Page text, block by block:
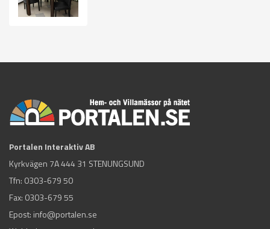
Portalen Interaktiv AB
Kyrkvägen 7A 444 31 STENUNGSUND
Tfn: 0303-679 50
Fax: 0303-679 55
Epost: info@portalen.se